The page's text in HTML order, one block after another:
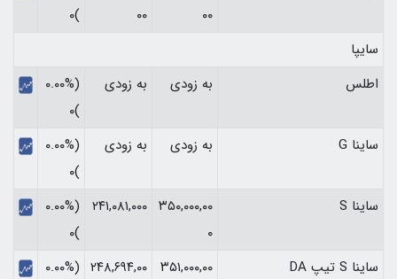
۰۰
۰۰
)۰
سایپا
اطلس
به زودی به زودی
(۰.۰۰%
)۰
ساینا G
به زودی به زودی
(۰.۰۰%
)۰
ساینا S
۳۵۰,۰۰۰,۰۰
۰
۲۴۱,۰۸۱,۰۰۰
(۰.۰۰%
)۰
ساینا S تیپ DA
۳۵۱,۰۰۰,۰۰
۲۴۸,۶۹۴,۰۰
(۰.۰۰%